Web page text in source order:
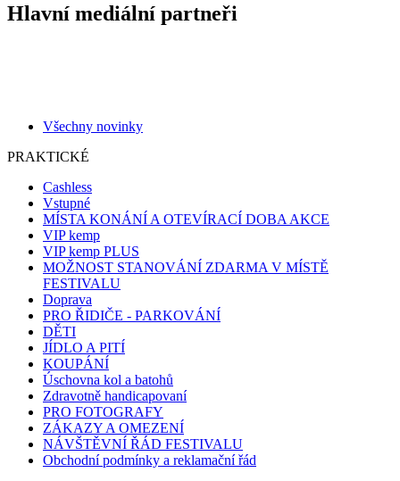
Hlavní mediální partneři
Všechny novinky
PRAKTICKÉ
Cashless
Vstupné
MÍSTA KONÁNÍ A OTEVÍRACÍ DOBA AKCE
VIP kemp
VIP kemp PLUS
MOŽNOST STANOVÁNÍ ZDARMA V MÍSTĚ
FESTIVALU
Doprava
PRO ŘIDIČE - PARKOVÁNÍ
DĚTI
JÍDLO A PITÍ
KOUPÁNÍ
Úschovna kol a batohů
Zdravotně handicapovaní
PRO FOTOGRAFY
ZÁKAZY A OMEZENÍ
NÁVŠTĚVNÍ ŘÁD FESTIVALU
Obchodní podmínky a reklamační řád